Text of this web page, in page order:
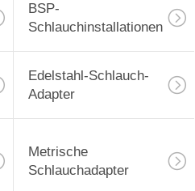
BSP-
Schlauchinstallationen
Edelstahl-Schlauch-
Adapter
Metrische
Schlauchadapter